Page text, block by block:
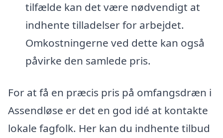
tilfælde kan det være nødvendigt at
indhente tilladelser for arbejdet.
Omkostningerne ved dette kan også
påvirke den samlede pris.
For at få en præcis pris på omfangsdræn i
Assendløse er det en god idé at kontakte
lokale fagfolk. Her kan du indhente tilbud